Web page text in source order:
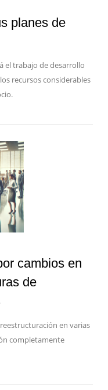
planes de
el trabajo de desarrollo
recursos considerables
cambios en
de
en varias
completamente